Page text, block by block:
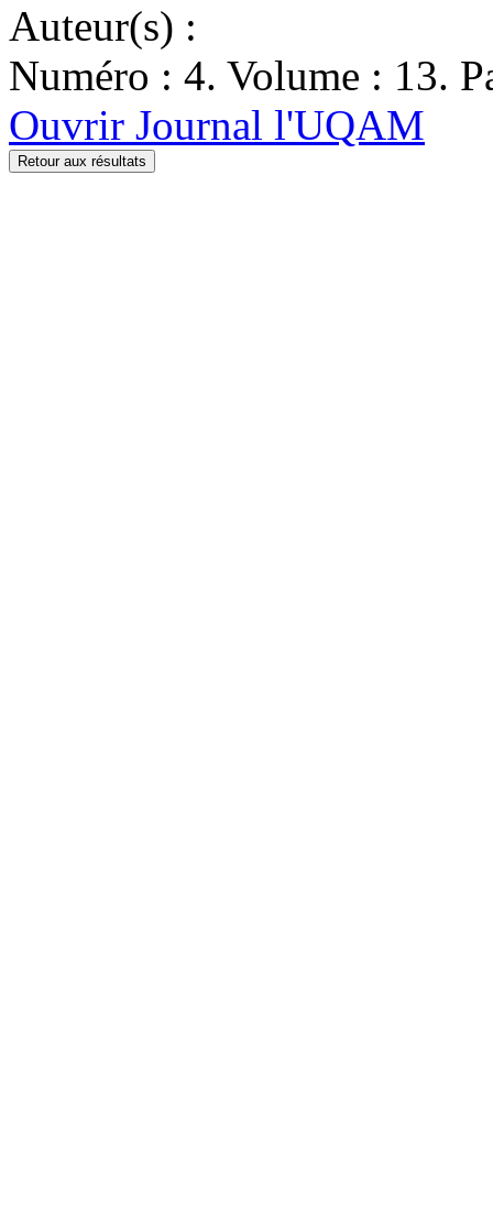
Auteur(s) :
Numéro : 4. Volume : 13.
Ouvrir Journal l'UQAM
Retour aux résultats